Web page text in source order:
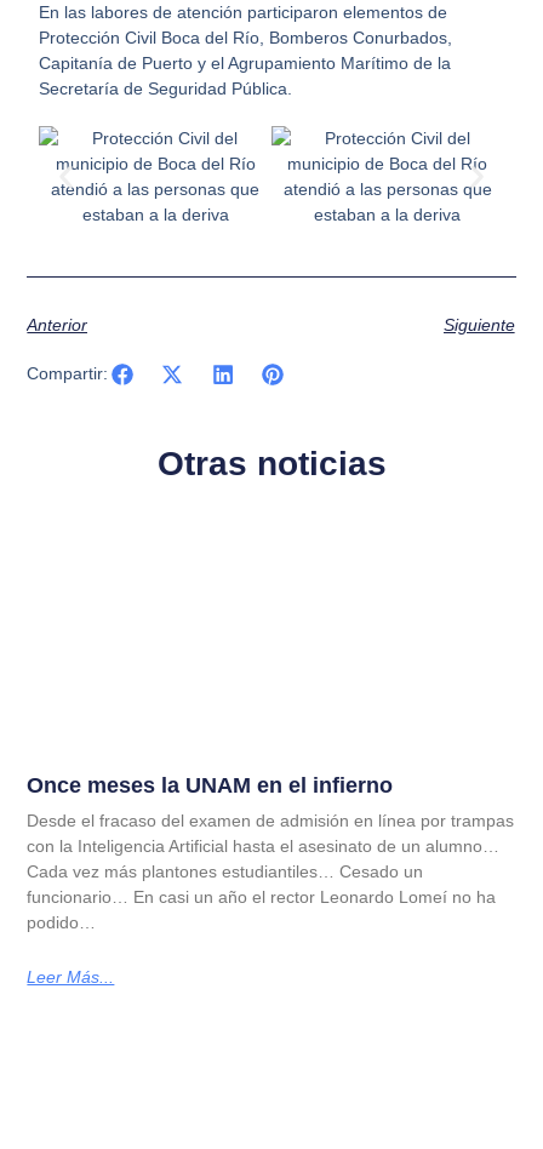
En las labores de atención participaron elementos de
Protección Civil Boca del Río, Bomberos Conurbados,
Capitanía de Puerto y el Agrupamiento Marítimo de la
Secretaría de Seguridad Pública.
Anterior Siguiente
Compartir:
Otras noticias
Once meses la UNAM en el infierno
Desde el fracaso del examen de admisión en línea por trampas
con la Inteligencia Artificial hasta el asesinato de un alumno…
Cada vez más plantones estudiantiles… Cesado un
funcionario… En casi un año el rector Leonardo Lomeí no ha
podido…
Leer Más...